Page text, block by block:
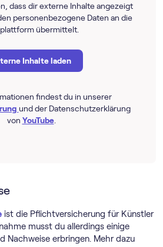
dass dir externe Inhalte angezeigt
personenbezogene Daten an die
übermittelt.
Inhalte laden
findest du in unserer
und der Datenschutzerklärung
von YouTube.
ist die Pflichtversicherung für Künstler
musst du allerdings einige
Nachweise erbringen. Mehr dazu